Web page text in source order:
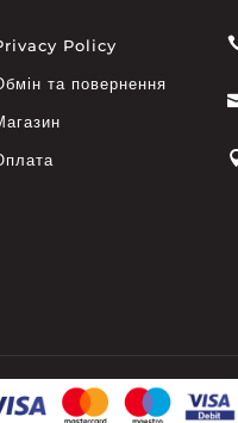
Policy
та повернення